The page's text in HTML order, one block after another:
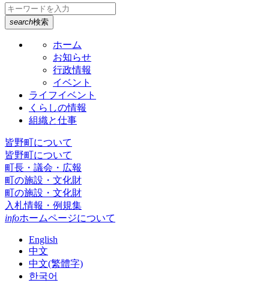
search検索
ホーム
お知らせ
行政情報
イベント
ライフイベント
くらしの情報
組織と仕事
皆野町について
皆野町について
町長・議会・広報
町の施設・文化財
町の施設・文化財
入札情報・例規集
infoホームページについて
English
中文
中文(繁體字)
한국어